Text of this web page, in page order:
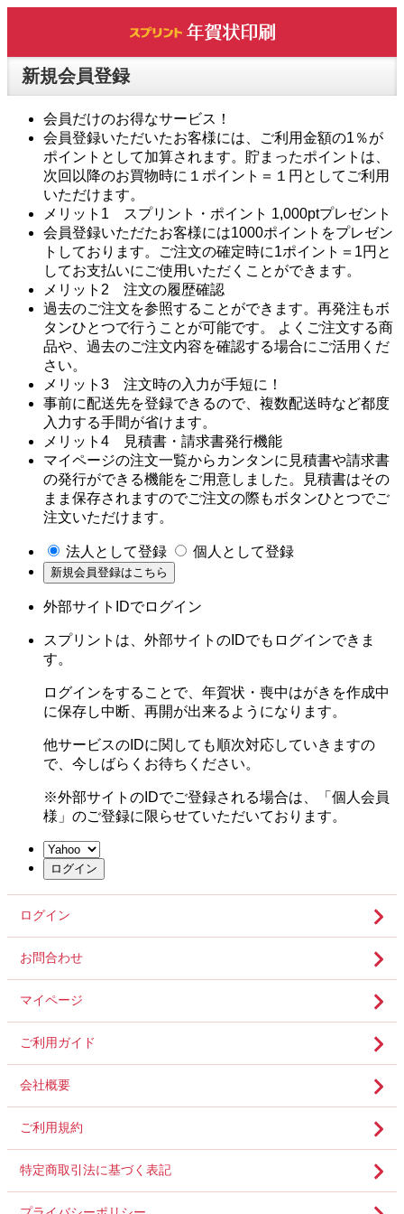
新規会員登録
会員だけのお得なサービス！
会員登録いただいたお客様には、ご利用金額の1％が
ポイントとして加算されます。貯まったポイントは、
次回以降のお買物時に１ポイント＝１円としてご利用
いただけます。
メリット1 スプリント・ポイント 1,000ptプレゼント
会員登録いただたお客様には1000ポイントをプレゼン
トしております。ご注文の確定時に1ポイント＝1円と
してお支払いにご使用いただくことができます。
メリット2 注文の履歴確認
過去のご注文を参照することができます。再発注もボ
タンひとつで行うことが可能です。 よくご注文する商
品や、過去のご注文内容を確認する場合にご活用くだ
さい。
メリット3 注文時の入力が手短に！
事前に配送先を登録できるので、複数配送時など都度
入力する手間が省けます。
メリット4 見積書・請求書発行機能
マイページの注文一覧からカンタンに見積書や請求書
の発行ができる機能をご用意しました。見積書はその
まま保存されますのでご注文の際もボタンひとつでご
注文いただけます。
法人として登録 個人として登録
外部サイトIDでログイン
スプリントは、外部サイトのIDでもログインできま
す。
ログインをすることで、年賀状・喪中はがきを作成中
に保存し中断、再開が出来るようになります。
他サービスのIDに関しても順次対応していきますの
で、今しばらくお待ちください。
※外部サイトのIDでご登録される場合は、「個人会員
様」のご登録に限らせていただいております。
ログイン
お問合わせ
マイページ
ご利用ガイド
会社概要
ご利用規約
特定商取引法に基づく表記